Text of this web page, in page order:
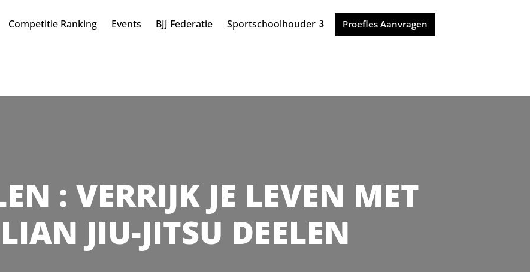
Competitie Ranking Events BJJ Federatie Sportschoolhouder Proefles Aanvragen
: VERRIJK JE LEVEN MET
JIU-JITSU DEELEN